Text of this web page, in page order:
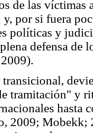
de las
por si fuera
políticas y
defensa de
tramitación" y
hasta
2009; Mobekk;